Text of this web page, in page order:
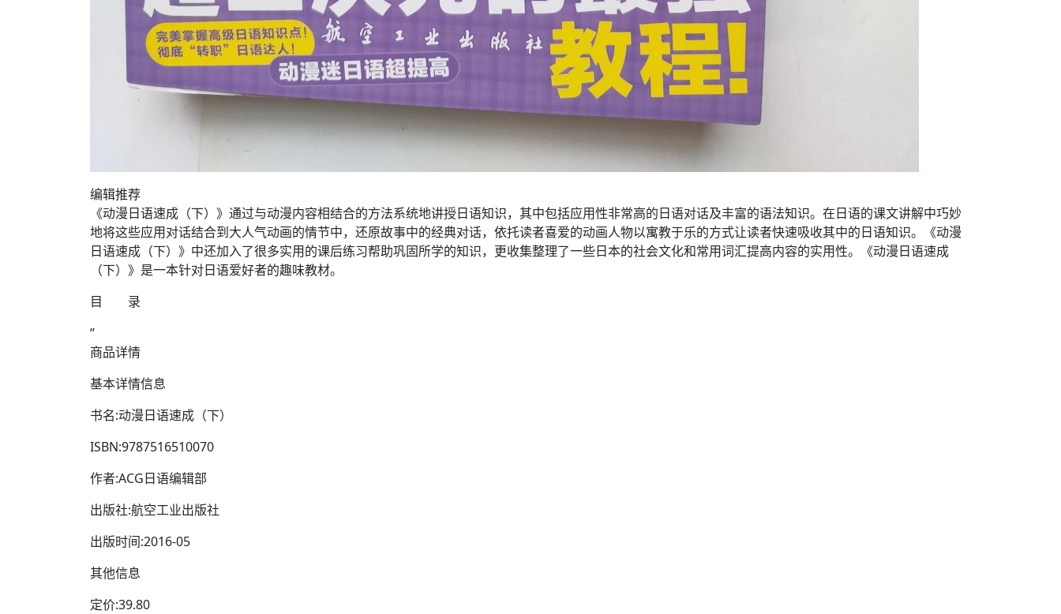
编辑推荐
《动漫日语速成（下）》通过与动漫内容相结合的方法系统地讲授日语知识，其中包括应用性非常高的日语对话及丰富的语法知识。在日语的课文讲解中巧妙
地将这些应用对话结合到大人气动画的情节中，还原故事中的经典对话，依托读者喜爱的动画人物以寓教于乐的方式让读者快速吸收其中的日语知识。《动漫
日语速成（下）》中还加入了很多实用的课后练习帮助巩固所学的知识，更收集整理了一些日本的社会文化和常用词汇提高内容的实用性。《动漫日语速成
（下）》是一本针对日语爱好者的趣味教材。
目 录
”
商品详情
基本详情信息
书名:动漫日语速成（下）
ISBN:9787516510070
作者:ACG日语编辑部
出版社:航空工业出版社
出版时间:2016-05
其他信息
定价:39.80